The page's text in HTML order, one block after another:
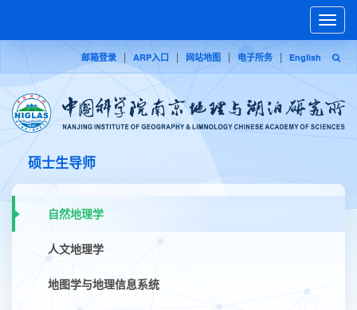
邮箱登录 | ARP入口 | 网站地图 | 电子所务 | English
Toggle
硕士生导师
自然地理学
人文地理学
地图学与地理信息系统